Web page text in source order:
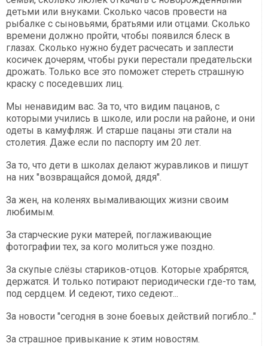
детьми или внуками. Сколько часов провести на
рыбалке с сыновьями, братьями или отцами. Сколько
времени должно пройти, чтобы появился блеск в
глазах. Сколько нужно будет расчесать и заплести
косичек дочерям, чтобы руки перестали предательски
дрожать. Только все это поможет стереть страшную
краску с поседевших лиц.
Мы ненавидим вас. За то, что видим пацанов, с
которыми учились в школе, или росли на районе, и они
одеты в камуфляж. И старше пацаны эти стали на
столетия. Даже если по паспорту им 20 лет.
За то, что дети в школах делают журавликов и пишут
на них "возвращайся домой, дядя".
За жен, на коленях вымаливающих жизни своим
любимым.
За старческие руки матерей, поглаживающие
фотографии тех, за кого молиться уже поздно.
За скупые слёзы стариков-отцов. Которые храбрятся,
держатся. И только потирают периодически где-то там,
под сердцем. И седеют, тихо седеют...
За новости "сегодня в зоне боевых действий погибло..."
За страшное привыкание к этим новостям.